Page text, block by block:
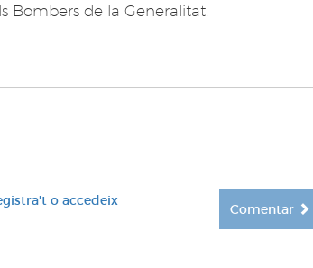
Bombers de la Generalitat.
o accedeix
Comentar